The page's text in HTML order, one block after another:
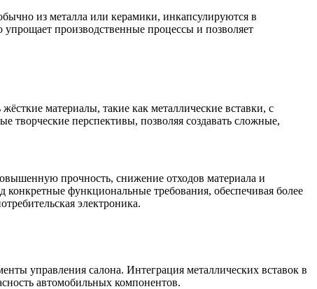
из металла или керамики, инкапсулируются в
производственные процессы и позволяет
материалы, такие как металлические вставки, с
творческие перспективы, позволяя создавать сложные,
прочность, снижение отходов материала и
функциональные требования, обеспечивая более
электроника.
управления салона. Интеграция металлических вставок в
автомобильных компонентов.